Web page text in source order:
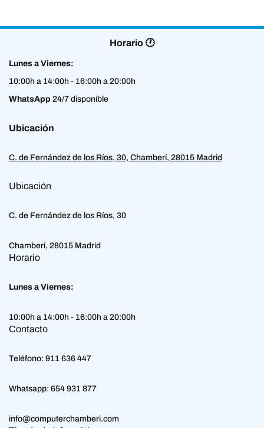
Horario 🕐
Lunes a Viernes:
10:00h a 14:00h - 16:00h a 20:00h
WhatsApp 24/7 disponible
Ubicación
C. de Fernández de los Ríos, 30, Chamberí, 28015 Madrid
Ubicación
C. de Fernández de los Ríos, 30
Chamberí, 28015 Madrid
Horario
Lunes a Viernes:
10:00h a 14:00h - 16:00h a 20:00h
Contacto
Teléfono: 911 636 447
Whatsapp: 654 931 877
info@computerchamberi.com